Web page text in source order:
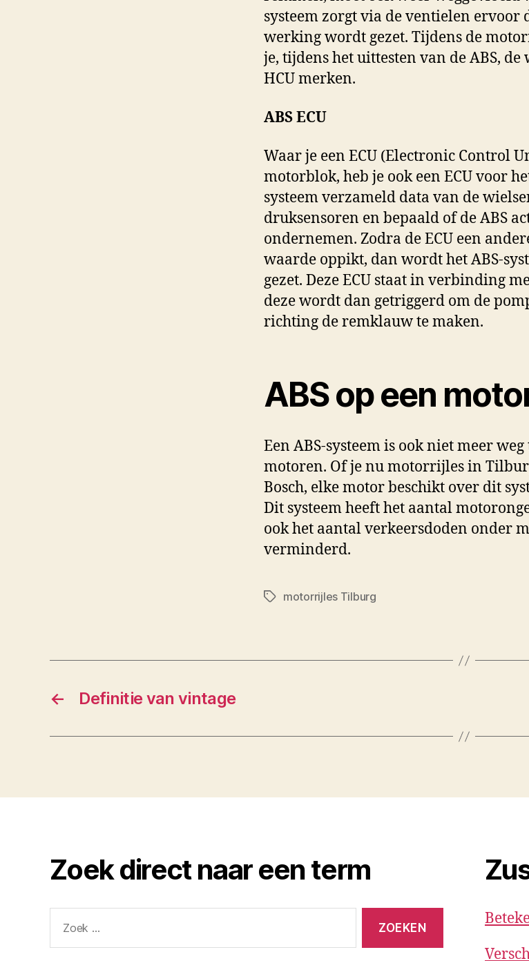
systeem zorgt via de ventielen ervoor
werking wordt gezet. Tijdens de
je, tijdens het uittesten van de ABS,
HCU merken.
ABS ECU
Waar je een ECU (Electronic Control
motorblok, heb je ook een ECU voor
systeem verzameld data van de
druksensoren en bepaald of de ABS
ondernemen. Zodra de ECU een
waarde oppikt, dan wordt het ABS-
gezet. Deze ECU staat in verbinding
deze wordt dan getriggerd om de
richting de remklauw te maken.
ABS op een
Een ABS-systeem is ook niet meer
motoren. Of je nu motorrijles in
Bosch, elke motor beschikt over dit
Dit systeem heeft het aantal
ook het aantal verkeersdoden onder
verminderd.
Tagsmotorrijles Tilburg
← Definitie van vintage
Zoek direct naar een term
naar: